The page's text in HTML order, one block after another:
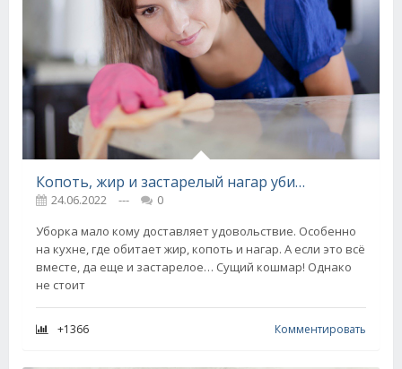
Копоть, жир и застарелый нагар убираются вмиг, нужно лишь знать пару приемов
24.06.2022 ---
0
Уборка мало кому доставляет удовольствие. Особенно
на кухне, где обитает жир, копоть и нагар. А если это всё
вместе, да еще и застарелое… Сущий кошмар! Однако
не стоит
+1366 Комментировать